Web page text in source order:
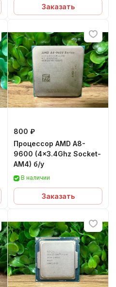
Заказать
800 ₽
Процессор AMD A8-
9600 (4x3.4Ghz Socket-
AM4) б/у
В наличии
Заказать